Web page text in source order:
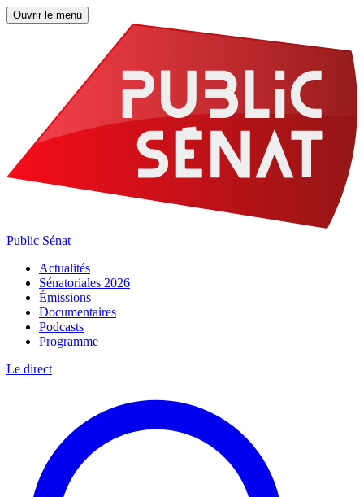
Ouvrir le menu
Public Sénat
Actualités
Sénatoriales 2026
Émissions
Documentaires
Podcasts
Programme
Le direct